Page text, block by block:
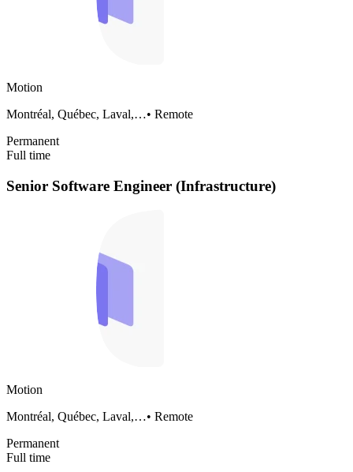
Motion
Montréal, Québec, Laval,…• Remote
Permanent
Full time
Senior Software Engineer (Infrastructure)
Motion
Montréal, Québec, Laval,…• Remote
Permanent
Full time